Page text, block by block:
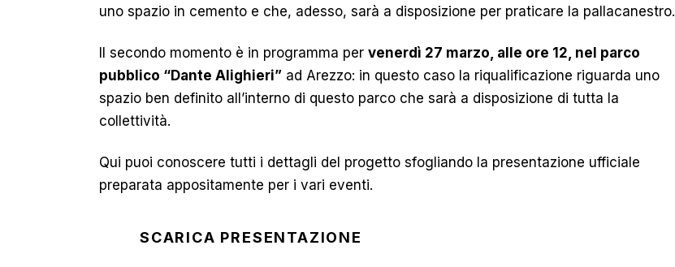
uno spazio in cemento e che, adesso, sarà a disposizione per praticare la pallacanestro.
Il secondo momento è in programma per venerdì 27 marzo, alle ore 12, nel parco
pubblico “Dante Alighieri” ad Arezzo: in questo caso la riqualificazione riguarda uno
spazio ben definito all’interno di questo parco che sarà a disposizione di tutta la
collettività.
Qui puoi conoscere tutti i dettagli del progetto sfogliando la presentazione ufficiale
preparata appositamente per i vari eventi.
SCARICA PRESENTAZIONE